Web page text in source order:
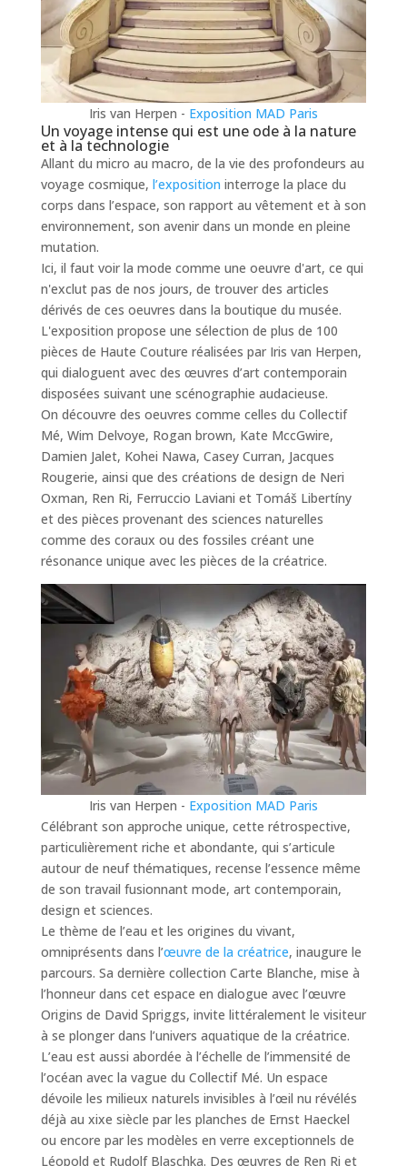
Iris van Herpen - Exposition MAD Paris
Un voyage intense qui est une ode à la nature
et à la technologie
Allant du micro au macro, de la vie des profondeurs au
voyage cosmique, l’exposition interroge la place du
corps dans l’espace, son rapport au vêtement et à son
environnement, son avenir dans un monde en pleine
mutation.
Ici, il faut voir la mode comme une oeuvre d'art, ce qui
n'exclut pas de nos jours, de trouver des articles
dérivés de ces oeuvres dans la boutique du musée.
L'exposition propose une sélection de plus de 100
pièces de Haute Couture réalisées par Iris van Herpen,
qui dialoguent avec des œuvres d’art contemporain
disposées suivant une scénographie audacieuse.
On découvre des oeuvres comme celles du Collectif
Mé, Wim Delvoye, Rogan brown, Kate MccGwire,
Damien Jalet, Kohei Nawa, Casey Curran, Jacques
Rougerie, ainsi que des créations de design de Neri
Oxman, Ren Ri, Ferruccio Laviani et Tomáš Libertíny
et des pièces provenant des sciences naturelles
comme des coraux ou des fossiles créant une
résonance unique avec les pièces de la créatrice.
Iris van Herpen - Exposition MAD Paris
Célébrant son approche unique, cette rétrospective,
particulièrement riche et abondante, qui s’articule
autour de neuf thématiques, recense l’essence même
de son travail fusionnant mode, art contemporain,
design et sciences.
Le thème de l’eau et les origines du vivant,
omniprésents dans l’œuvre de la créatrice, inaugure le
parcours. Sa dernière collection Carte Blanche, mise à
l’honneur dans cet espace en dialogue avec l’œuvre
Origins de David Spriggs, invite littéralement le visiteur
à se plonger dans l’univers aquatique de la créatrice.
L’eau est aussi abordée à l’échelle de l’immensité de
l’océan avec la vague du Collectif Mé. Un espace
dévoile les milieux naturels invisibles à l’œil nu révélés
déjà au xixe siècle par les planches de Ernst Haeckel
ou encore par les modèles en verre exceptionnels de
Léopold et Rudolf Blaschka. Des œuvres de Ren Ri et